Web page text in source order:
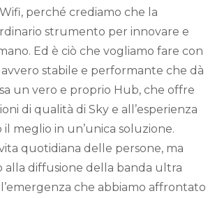
perché crediamo che la
strumento per innovare e
Ed è ciò che vogliamo fare con
stabile e performante che dà
un vero e proprio Hub, che offre
di qualità di Sky e all’esperienza
meglio in un’unica soluzione.
quotidiana delle persone, ma
diffusione della banda ultra
che abbiamo affrontato